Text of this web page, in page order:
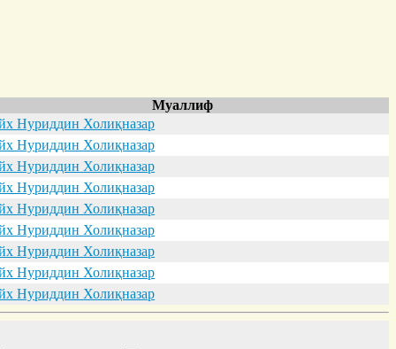
Муаллиф
Нуриддин Холиқназар
Нуриддин Холиқназар
Нуриддин Холиқназар
Нуриддин Холиқназар
Нуриддин Холиқназар
Нуриддин Холиқназар
Нуриддин Холиқназар
Нуриддин Холиқназар
Нуриддин Холиқназар